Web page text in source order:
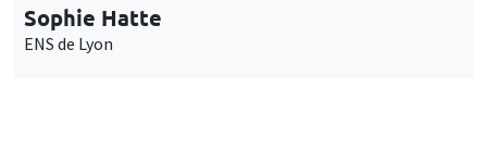
Sophie Hatte
ENS de Lyon